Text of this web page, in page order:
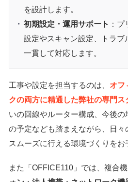
を設計します。
初期設定・運用サポート ：
設定やスキャン設定、トラブ
一貫して対応します。
工事や設定を担当するのは、 オフ
クの両方に精通した弊社の専門ス
いの回線やルーター構成、今後
の予定なども踏まえながら、日
スムーズに行える環境づくりをお
また「OFFICE110」では、複合機